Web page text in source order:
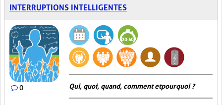
INTERRUPTIONS INTELLIGENTES
0 Qui, quoi, quand, comment et pourquoi ?